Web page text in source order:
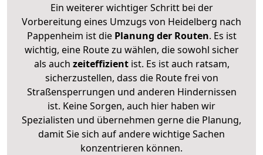
Ein weiterer wichtiger Schritt bei der
Vorbereitung eines Umzugs von Heidelberg nach
Pappenheim ist diePlanung der Routen. Es ist
wichtig, eine Route zu wählen, die sowohl sicher
als auch zeiteffizientist. Es ist auch ratsam,
sicherzustellen, dass die Route frei von
Straßensperrungen und anderen Hindernissen
ist. Keine Sorgen, auch hier haben wir
Spezialisten und übernehmen gerne die Planung,
damit Sie sich auf andere wichtige Sachen
konzentrieren können.